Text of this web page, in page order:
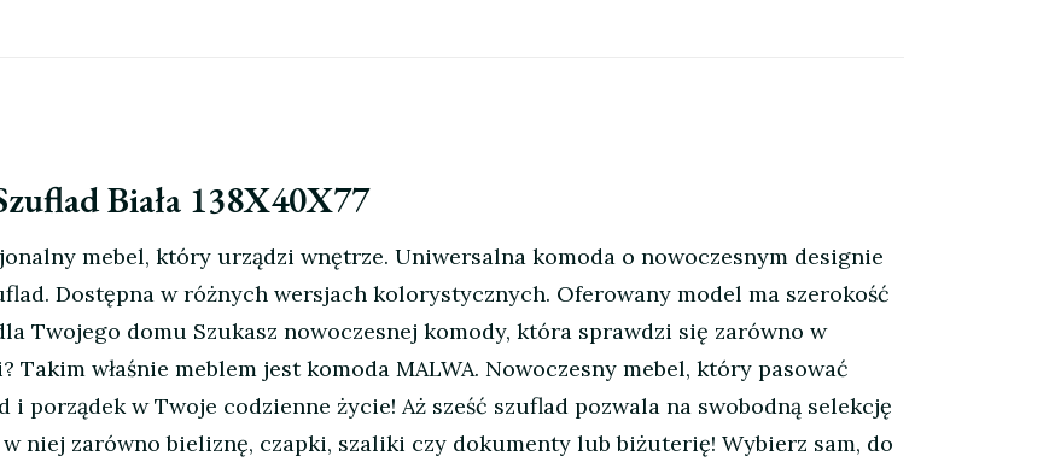
Biała 138X40X77
mebel, który urządzi wnętrze. Uniwersalna komoda o nowoczesnym designie
Dostępna w różnych wersjach kolorystycznych. Oferowany model ma szerokość
Twojego domu Szukasz nowoczesnej komody, która sprawdzi się zarówno w
właśnie meblem jest komoda MALWA. Nowoczesny mebel, który pasować
i porządek w Twoje codzienne życie! Aż sześć szuflad pozwala na swobodną selekcję
niej zarówno bieliznę, czapki, szaliki czy dokumenty lub biżuterię! Wybierz sam, do